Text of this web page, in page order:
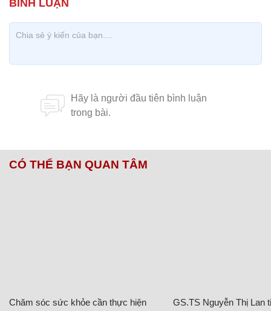
CÓ THỂ BẠN QUAN TÂM
Chăm sóc sức khỏe cần thực hiện
GS.TS Nguyễn Thị Lan